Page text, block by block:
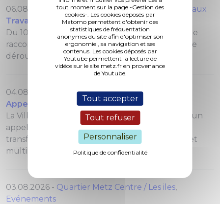
tout moment sur la page -Gestion des
cookies-. Les cookies déposés par
Matomo permettent d'obtenir des
statistiques de fréquentation
anonymes du site afin d'optimiser son
ergonomie , sa navigation et ses
contenus. Les cookies déposés par
Youtube permettent la lecture de
vidéos sur le site metz.fr en provenance
de Youtube.
Tout accepter
Tout refuser
Personnaliser
Politique de confidentialité
06.08.2026 - Quartier Plantières-Queuleu
Travaux
Travaux rue des Frères Lacretelle
Du 10 août au 11 septembre 2026, des travaux de
raccordement au réseau de chauffage urbain se
déroulent rue des Frères Lacretelle.
04.08.2026 -
Culture
Appel à projets : résidence transfrontalière
La Ville de Metz, Bliiida et les Rotondes lancent un
appel à projets pour deux résidences
transfrontalières dédiées aux arts numériques et
multimédia.
03.08.2026 - Quartier Metz Centre / Les iles,
Evénements